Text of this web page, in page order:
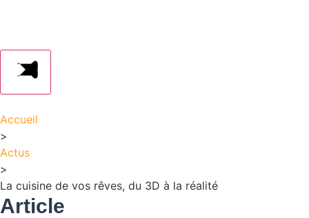
Accueil
>
Actus
>
La cuisine de vos rêves, du 3D à la réalité
Article